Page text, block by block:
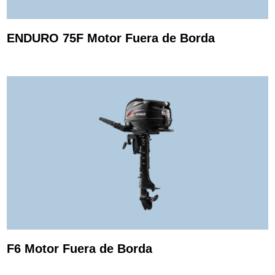
ENDURO 75F Motor Fuera de Borda
F6 Motor Fuera de Borda